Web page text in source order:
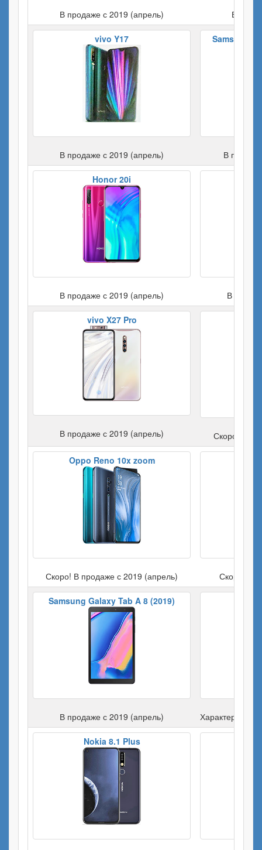
В продаже с 2019 (апрель) В
vivo Y17
В продаже с 2019 (апрель)
Samsung
В
Honor 20i
В продаже с 2019 (апрель) В
vivo X27 Pro
В продаже с 2019 (апрель) Скоро! В
Oppo Reno 10x zoom
Скоро! В продаже с 2019 (апрель) Скоро! В
Samsung Galaxy Tab A 8 (2019)
В продаже с 2019 (апрель)
Nokia 8.1 Plus